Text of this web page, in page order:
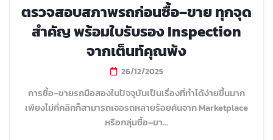
ตรวจสอบสภาพรถก่อนซื้อ–ขาย ทุกจุด
สำคัญ พร้อมใบรับรอง Inspection
จากเต็นท์คุณพ้ง
26/12/2025
การซื้อ–ขายรถมือสองในปัจจุบันเป็นเรื่องที่ทำได้ง่ายขึ้นมาก
เพียงไม่กี่คลิกก็สามารถเจอรถหลายร้อยคันจาก Marketplace
หรือกลุ่มซื้อ–ขา...